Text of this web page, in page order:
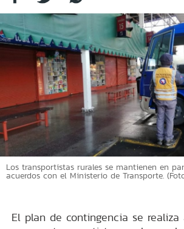
Los transportistas rurales se mantienen en
acuerdos con el Ministerio de Transporte.
El plan de contingencia se